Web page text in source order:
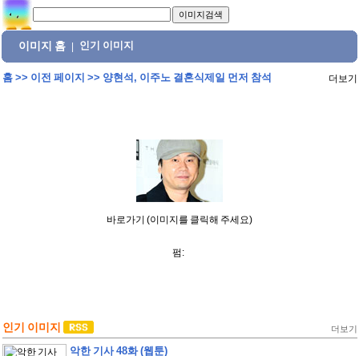
이미지 홈 인기 이미지
홈>> 이전 페이지 >> 양현석, 이주노 결혼식제일 먼저 참석 더보기
바로가기 (이미지를 클릭해 주세요)
펌:
인기 이미지 더보기
악한 기사 48화 (웹툰)